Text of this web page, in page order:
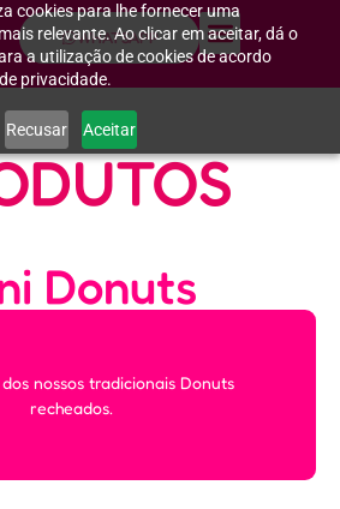
cookies para lhe fornecer uma
relevante. Ao clicar em aceitar, dá o
a utilização de cookies de acordo
privacidade.
Recusar Aceitar
WHATSAPP
Donuts
nossos tradicionais Donuts
recheados.